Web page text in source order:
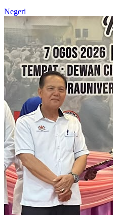
Negeri